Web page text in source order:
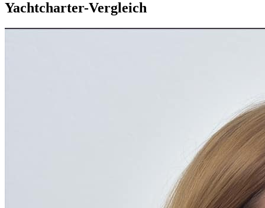
Yachtcharter-Vergleich